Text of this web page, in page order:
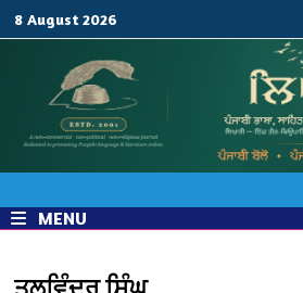
8 August 2026
MENU